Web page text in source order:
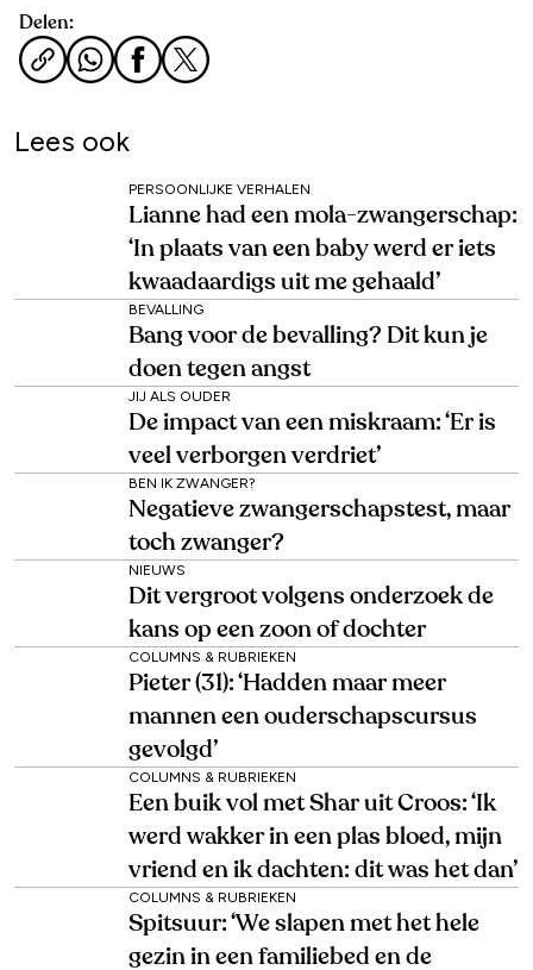
Delen:
Lees ook
PERSOONLIJKE VERHALEN
Lianne had een mola-zwangerschap:
‘In plaats van een baby werd er iets
kwaadaardigs uit me gehaald’
BEVALLING
Bang voor de bevalling? Dit kun je
doen tegen angst
JIJ ALS OUDER
De impact van een miskraam: ‘Er is
veel verborgen verdriet’
BEN IK ZWANGER?
Negatieve zwangerschapstest, maar
toch zwanger?
NIEUWS
Dit vergroot volgens onderzoek de
kans op een zoon of dochter
COLUMNS & RUBRIEKEN
Pieter (31): ‘Hadden maar meer
mannen een ouderschapscursus
gevolgd’
COLUMNS & RUBRIEKEN
Een buik vol met Shar uit Croos: ‘Ik
werd wakker in een plas bloed, mijn
vriend en ik dachten: dit was het dan’
COLUMNS & RUBRIEKEN
Spitsuur: ‘We slapen met het hele
gezin in een familiebed en de